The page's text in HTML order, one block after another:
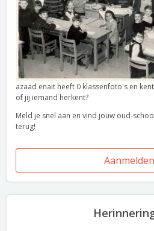
azaad enait heeft 0 klassenfoto's en
of jij iemand herkent?
Meld je snel aan en vind jouw oud-
terug!
Aanmelden